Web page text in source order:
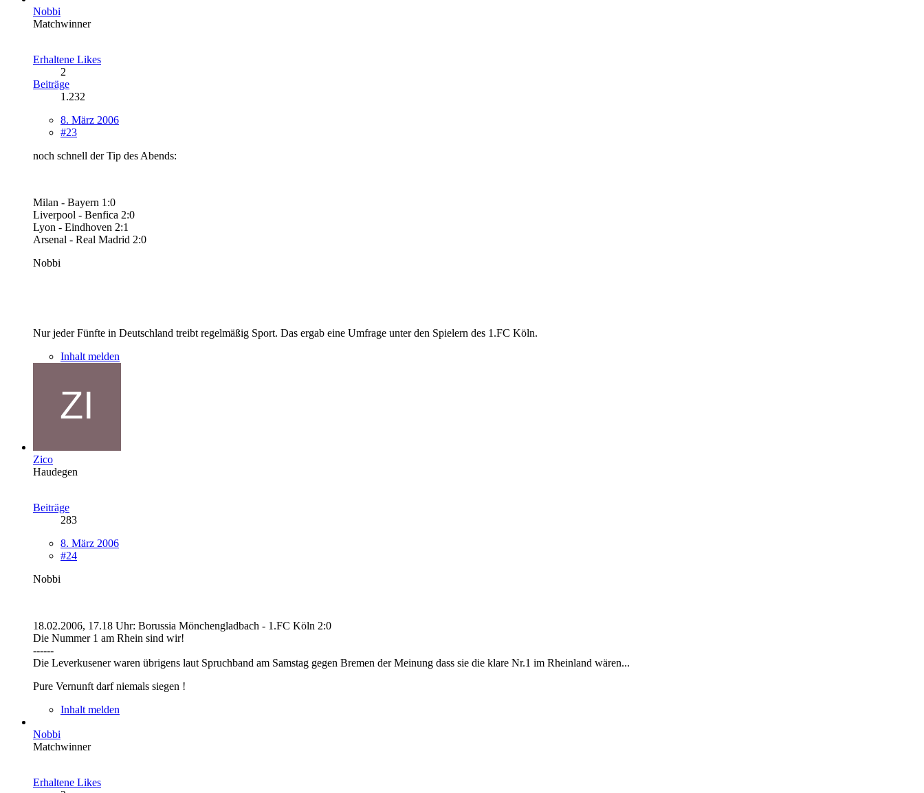
Nobbi
Matchwinner
Erhaltene Likes
2
Beiträge
1.232
8. März 2006
#23
noch schnell der Tip des Abends:
Milan - Bayern 1:0
Liverpool - Benfica 2:0
Lyon - Eindhoven 2:1
Arsenal - Real Madrid 2:0
Nobbi
Nur jeder Fünfte in Deutschland treibt regelmäßig Sport. Das ergab eine Umfrage unter den Spielern des 1.FC Köln.
Inhalt melden
Zico
Haudegen
Beiträge
283
8. März 2006
#24
Nobbi
18.02.2006, 17.18 Uhr: Borussia Mönchengladbach - 1.FC Köln 2:0
Die Nummer 1 am Rhein sind wir!
------
Die Leverkusener waren übrigens laut Spruchband am Samstag gegen Bremen der Meinung dass sie die klare Nr.1 im Rheinland wären...
Pure Vernunft darf niemals siegen !
Inhalt melden
Nobbi
Matchwinner
Erhaltene Likes